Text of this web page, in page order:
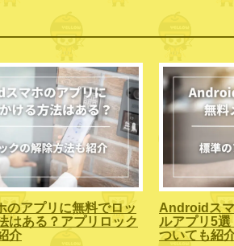
アプリに無料でロッ
はある？アプリロック
介
Androidス
ルアプリ5
ついても紹